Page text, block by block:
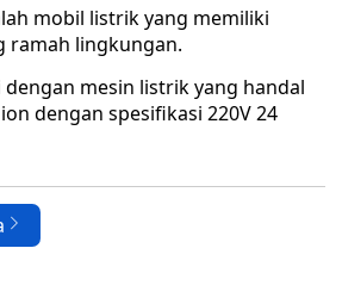
mobil listrik yang memiliki
ramah lingkungan.
mesin listrik yang handal
dengan spesifikasi 220V 24